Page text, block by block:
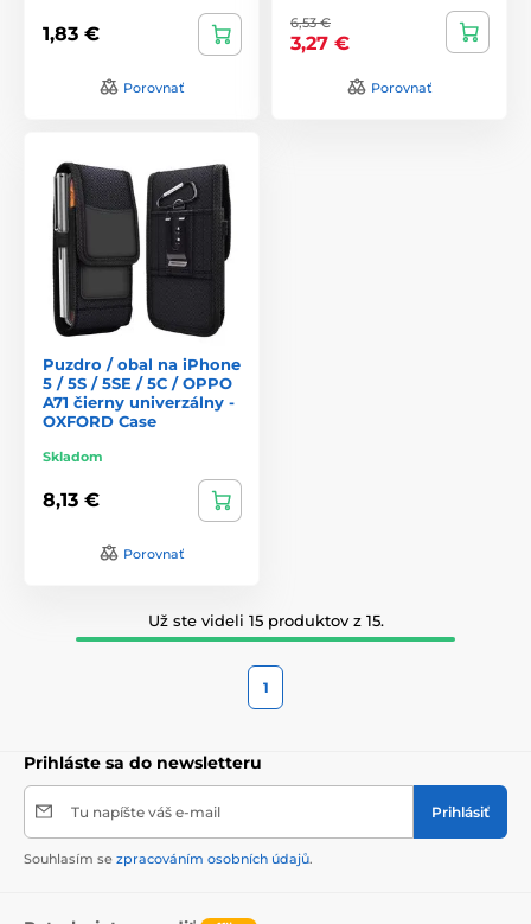
1,83 €
Porovnať
6,53 €
3,27 €
Porovnať
Puzdro / obal na iPhone
5 / 5S / 5SE / 5C / OPPO
A71 čierny univerzálny -
OXFORD Case
Skladom
8,13 €
Porovnať
Už ste videli 15 produktov z 15.
1
Prihláste sa do newsletteru
Tu napíšte váš e-mail Prihlásiť
Souhlasím se zpracováním osobních údajů.